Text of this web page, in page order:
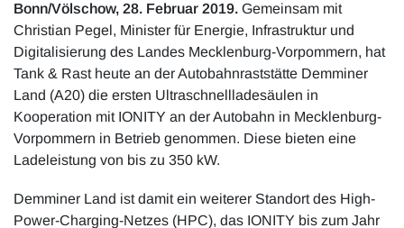
Bonn/Völschow, 28. Februar 2019. Gemeinsam mit
Christian Pegel, Minister für Energie, Infrastruktur und
Digitalisierung des Landes Mecklenburg-Vorpommern, hat
Tank & Rast heute an der Autobahnraststätte Demminer
Land (A20) die ersten Ultraschnellladesäulen in
Kooperation mit IONITY an der Autobahn in Mecklenburg-
Vorpommern in Betrieb genommen. Diese bieten eine
Ladeleistung von bis zu 350 kW.
Demminer Land ist damit ein weiterer Standort des High-
Power-Charging-Netzes (HPC), das IONITY bis zum Jahr